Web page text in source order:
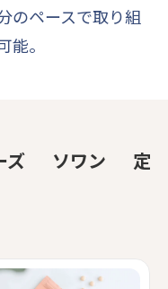
のペースで取り組
能。
ズ ソワン 定